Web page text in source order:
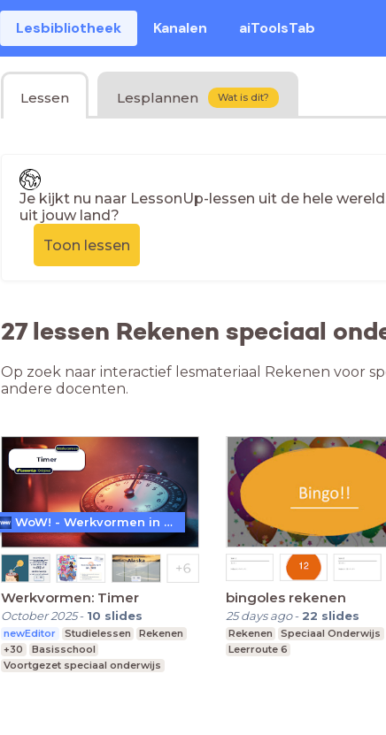
Lesbibliotheek Kanalen aiToolsTab
Lessen Lesplannen Wat is dit?
Je kijkt nu naar LessonUp-lessen uit de hele
uit jouw land?
Toon lessen
27 lessen Rekenen speciaal
Op zoek naar interactief lesmateriaal Rekenen voor
andere docenten.
Werkvormen: Timer
October 2025- 10 slides
newEditor Studielessen
Rekenen
+30
Basisschool
Voortgezet speciaal onderwijs
WoW! - Werkvormen in LessonUp
bingoles rekenen
25 days ago- 22 slides
Rekenen
Speciaal Onderwijs
Leerroute 6